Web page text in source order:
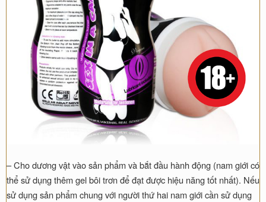
– Cho dương vật vào sản phẩm và bắt đầu hành động (nam giới có
thể sử dụng thêm gel bôi trơn để đạt được hiệu năng tốt nhất). Nếu
sử dụng sản phẩm chung với người thứ hai nam giới cần sử dụng